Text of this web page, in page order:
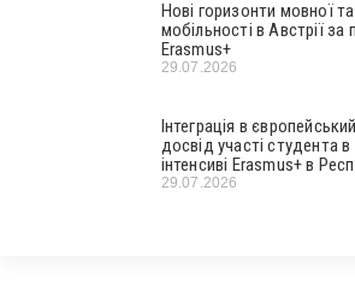
Нові горизонти мовної
мобільності в Австрії
Erasmus+
29.07.2026
Інтеграція в
досвід участі студента
інтенсиві Erasmus+ в
29.07.2026